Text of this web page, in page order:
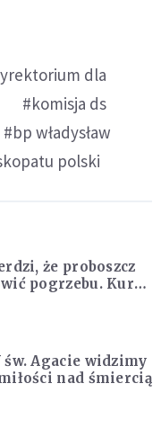
dla
#komisja ds
#bp władysław
polski
że proboszcz
pogrzebu. Kuria
św. Agacie widzimy
nad śmiercią